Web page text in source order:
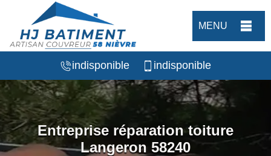
MENU
indisponible indisponible
Entreprise réparation toiture
Langeron 58240